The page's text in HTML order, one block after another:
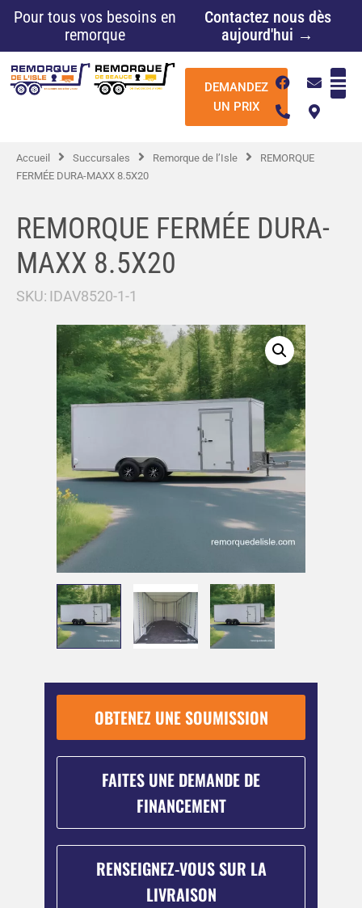
Pour tous vos besoins en
remorque
Contactez nous dès
aujourd'hui →
DEMANDEZ
UN PRIX
F
a
e
o
E
n
v
e
p
P
h
n
a
M
a
p
-
r
-
a
Accueil Succursales Remorque de l’Isle
REMORQUE
FERMÉE DURA-MAXX 8.5X20
REMORQUE FERMÉE DURA-
MAXX 8.5X20
SKU: IDAV8520-1-1
OBTENEZ UNE SOUMISSION
FAITES UNE DEMANDE DE
FINANCEMENT
RENSEIGNEZ-VOUS SUR LA
LIVRAISON